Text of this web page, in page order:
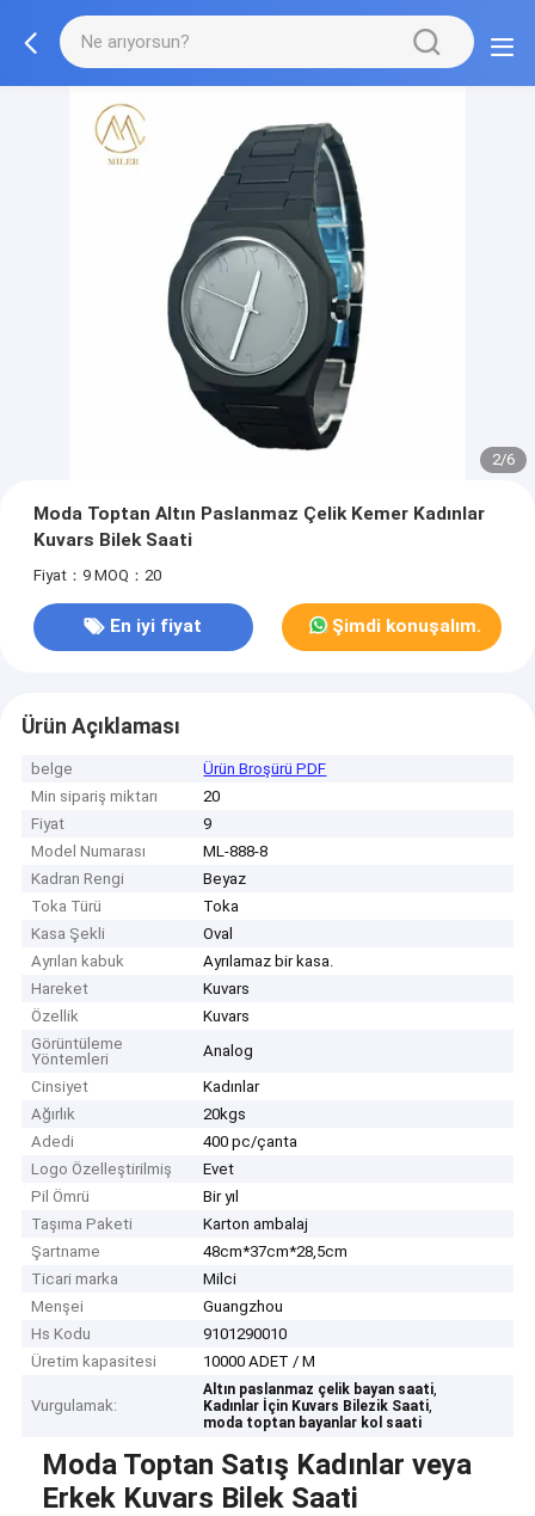
2/6
Moda Toptan Altın Paslanmaz Çelik Kemer Kadınlar
Kuvars Bilek Saati
Fiyat：9 MOQ：20
En iyi fiyat Şimdi konuşalım.
Ürün Açıklaması
belge
Ürün Broşürü PDF
Min sipariş miktarı
20
Fiyat
9
Model Numarası
ML-888-8
Kadran Rengi
Beyaz
Toka Türü
Toka
Kasa Şekli
Oval
Ayrılan kabuk
Ayrılamaz bir kasa.
Hareket
Kuvars
Özellik
Kuvars
Görüntüleme
Yöntemleri
Analog
Cinsiyet
Kadınlar
Ağırlık
20kgs
Adedi
400 pc/çanta
Logo Özelleştirilmiş
Evet
Pil Ömrü
Bir yıl
Taşıma Paketi
Karton ambalaj
Şartname
48cm*37cm*28,5cm
Ticari marka
Milci
Menşei
Guangzhou
Hs Kodu
9101290010
Üretim kapasitesi
10000 ADET / M
Vurgulamak:
Altın paslanmaz çelik bayan saati,
Kadınlar İçin Kuvars Bilezik Saati,
moda toptan bayanlar kol saati
Moda Toptan Satış Kadınlar veya
Erkek Kuvars Bilek Saati